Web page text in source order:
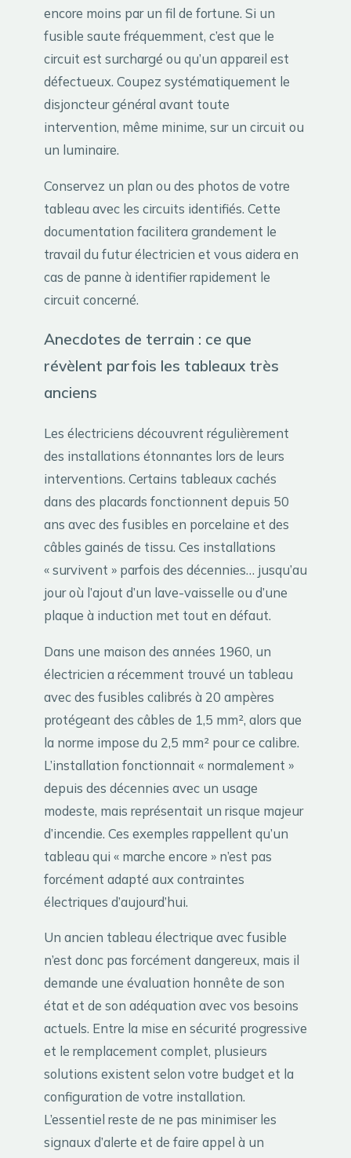
encore moins par un fil de fortune. Si un
fusible saute fréquemment, c’est que le
circuit est surchargé ou qu’un appareil est
défectueux. Coupez systématiquement le
disjoncteur général avant toute
intervention, même minime, sur un circuit ou
un luminaire.
Conservez un plan ou des photos de votre
tableau avec les circuits identifiés. Cette
documentation facilitera grandement le
travail du futur électricien et vous aidera en
cas de panne à identifier rapidement le
circuit concerné.
Anecdotes de terrain : ce que
révèlent parfois les tableaux très
anciens
Les électriciens découvrent régulièrement
des installations étonnantes lors de leurs
interventions. Certains tableaux cachés
dans des placards fonctionnent depuis 50
ans avec des fusibles en porcelaine et des
câbles gainés de tissu. Ces installations
« survivent » parfois des décennies… jusqu’au
jour où l’ajout d’un lave-vaisselle ou d’une
plaque à induction met tout en défaut.
Dans une maison des années 1960, un
électricien a récemment trouvé un tableau
avec des fusibles calibrés à 20 ampères
protégeant des câbles de 1,5 mm², alors que
la norme impose du 2,5 mm² pour ce calibre.
L’installation fonctionnait « normalement »
depuis des décennies avec un usage
modeste, mais représentait un risque majeur
d’incendie. Ces exemples rappellent qu’un
tableau qui « marche encore » n’est pas
forcément adapté aux contraintes
électriques d’aujourd’hui.
Un ancien tableau électrique avec fusible
n’est donc pas forcément dangereux, mais il
demande une évaluation honnête de son
état et de son adéquation avec vos besoins
actuels. Entre la mise en sécurité progressive
et le remplacement complet, plusieurs
solutions existent selon votre budget et la
configuration de votre installation.
L’essentiel reste de ne pas minimiser les
signaux d’alerte et de faire appel à un